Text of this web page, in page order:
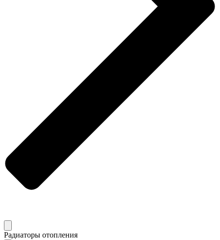
Радиаторы отопления